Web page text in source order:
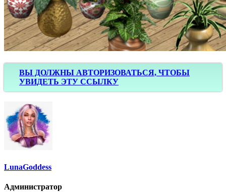
ВЫ ДОЛЖНЫ АВТОРИЗОВАТЬСЯ, ЧТОБЫ
УВИДЕТЬ ЭТУ ССЫЛКУ
LunaGoddess
Администратор